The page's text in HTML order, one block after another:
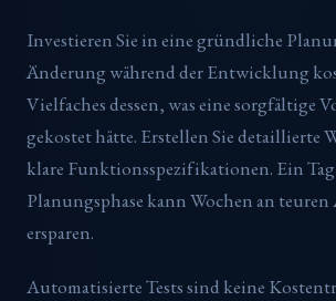
Investieren Sie in eine gründliche
Änderung während der Entwicklung
Vielfaches dessen, was eine sorgfältige
gekostet hätte. Erstellen Sie detaillierte
klare Funktionsspezifikationen. Ein
Planungsphase kann Wochen an teuren
ersparen.
Automatisierte Tests sind keine